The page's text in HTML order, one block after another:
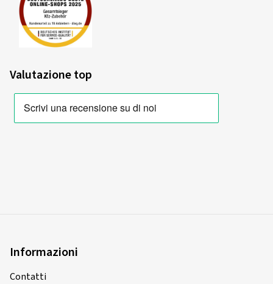
Valutazione top
Informazioni
Contatti